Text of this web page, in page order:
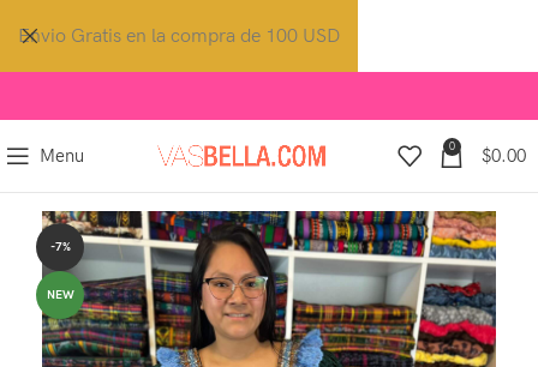
Menu 0 $0.00
-7%
NEW
Envio Gratis en la compra de 100 USD